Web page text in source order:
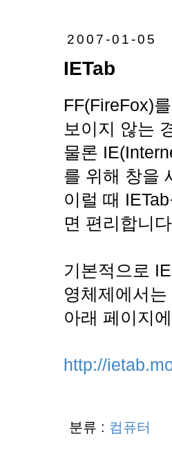
2007-01-05
IETab
FF(FireFox)
보이지 않는
물론
를 위해 창을
이럴 때
면 편리합니
기본적으로
영체제에서
아래 페이지
http://
분류 : 컴퓨터